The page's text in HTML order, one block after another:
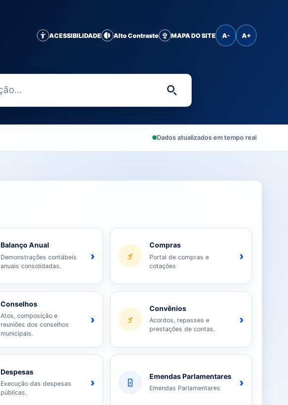
ACESSIBILIDADE Alto Contraste MAPA DO SITE A- A+
Digite uma palavra-
Dados atualizados em tempo real
Balanço Anual
Demonstrações contábeis
anuais consolidadas.
›
Compras
Portal de compras e
cotações
›
Conselhos
Atos, composição e
reuniões dos conselhos
municipais.
›
Convênios
Acordos, repasses e
prestações de contas.
›
Despesas
Execução das despesas
públicas.
›
Emendas Parlamentares
Emendas Parlamentares ›